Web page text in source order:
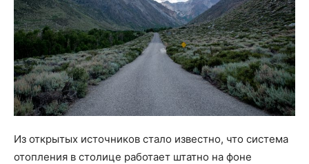
Из открытых источников стало известно, что система
отопления в столице работает штатно на фоне